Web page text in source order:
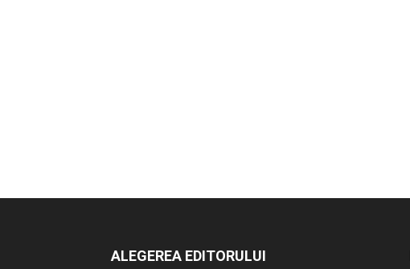
ALEGEREA EDITORULUI